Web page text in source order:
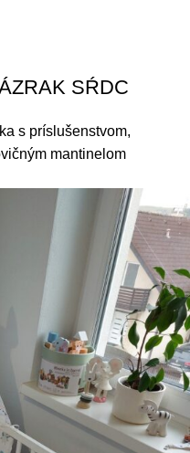
SŔDC
s príslušenstvom,
mantinelom